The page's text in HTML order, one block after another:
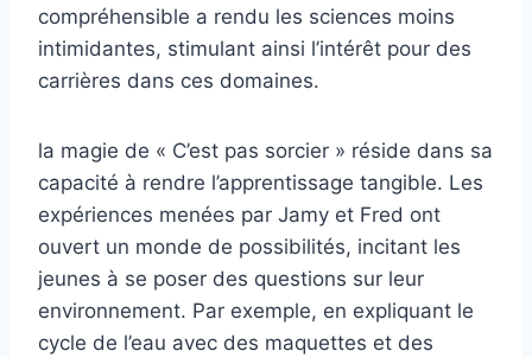
compréhensible a rendu les sciences moins
intimidantes, stimulant ainsi l’intérêt pour des
carrières dans ces domaines.
la magie de « C’est pas sorcier » réside dans sa
capacité à rendre l’apprentissage tangible. Les
expériences menées par Jamy et Fred ont
ouvert un monde de possibilités, incitant les
jeunes à se poser des questions sur leur
environnement. Par exemple, en expliquant le
cycle de l’eau avec des maquettes et des